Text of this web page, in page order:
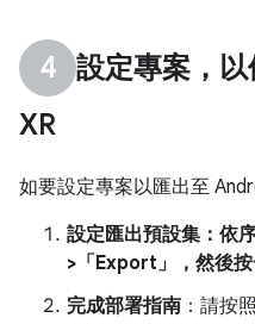
設定專案，
XR
如要設定專案以匯出至
設定匯出預設集：依
>「Export」
，然後
完成部署指南 ：請按照